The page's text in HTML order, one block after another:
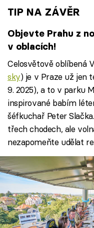
TIP NA ZÁVĚR
Objevte Prahu z
v oblacích!
Celosvětově oblíbená
sky) je v Praze už jen
9. 2025), a to v parku
inspirované babím
šéfkuchař Peter
třech chodech, ale
nezapomeňte udělat